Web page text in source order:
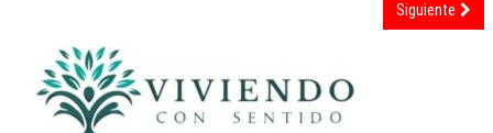
Siguiente